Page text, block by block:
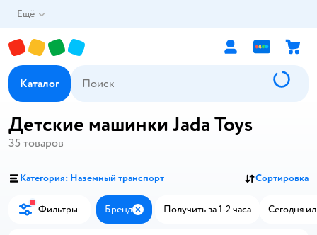
Ещё
Каталог
Детские машинки Jada Toys
35 товаров
Категория: Наземный транспорт Сортировка
Фильтры Бренд ЗакрытьПолучить за 1-2 часа Сегодня